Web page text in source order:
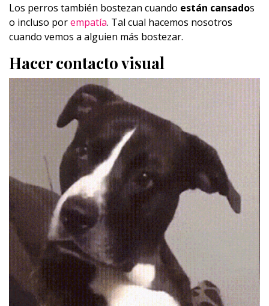
Los perros también bostezan cuando están cansados
o incluso porempatía. Tal cual hacemos nosotros
cuando vemos a alguien más bostezar.
Hacer contacto visual